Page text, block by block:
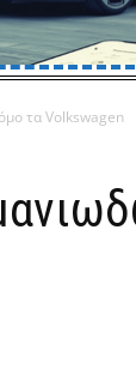
τα Volkswagen